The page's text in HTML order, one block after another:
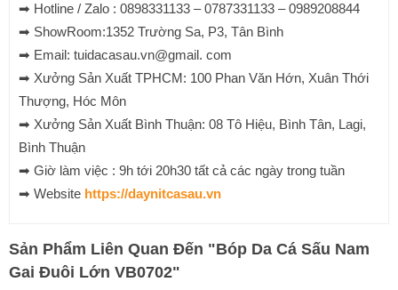
➡ Hotline / Zalo : 0898331133 – 0787331133 – 0989208844
➡ ShowRoom:1352 Trường Sa, P3, Tân Bình
➡ Email: tuidacasau.vn@gmail. com
➡ Xưởng Sản Xuất TPHCM: 100 Phan Văn Hớn, Xuân Thới
Thượng, Hóc Môn
➡ Xưởng Sản Xuất Bình Thuận: 08 Tô Hiệu, Bình Tân, Lagi,
Bình Thuận
➡ Giờ làm việc : 9h tới 20h30 tất cả các ngày trong tuần
➡ Website https://daynitcasau.vn
Sản Phẩm Liên Quan Đến "Bóp Da Cá Sấu Nam
Gai Đuôi Lớn VB0702"